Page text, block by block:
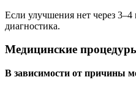
Если улучшения нет через
диагностика.
Медицинские
В зависимости от причины